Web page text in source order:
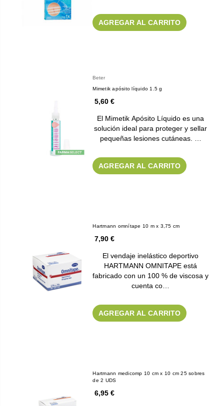
AGREGAR AL CARRITO
Beter
Mimetik apósito líquido 1.5 g
5,60 €
El Mimetik Apósito Líquido es una
solución ideal para proteger y sellar
pequeñas lesiones cutáneas. …
AGREGAR AL CARRITO
Hartmann omnítape 10 m x 3,75 cm
7,90 €
El vendaje inelástico deportivo
HARTMANN OMNITAPE está
fabricado con un 100 % de viscosa y
cuenta co…
AGREGAR AL CARRITO
Hartmann medicomp 10 cm x 10 cm 25 sobres
de 2 UDS
6,95 €